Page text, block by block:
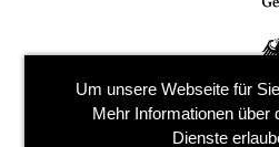
Um unsere Webseite für
Mehr Informationen über
Dienste